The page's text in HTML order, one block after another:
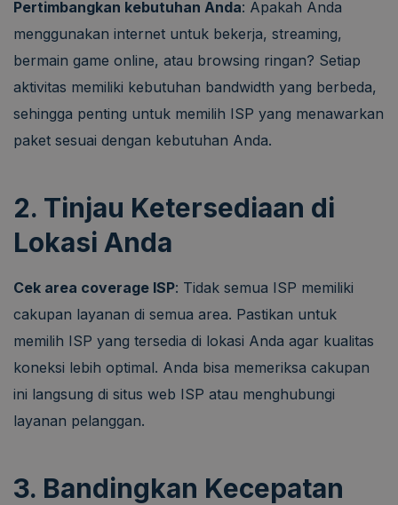
Pertimbangkan kebutuhan Anda: Apakah Anda
menggunakan internet untuk bekerja, streaming,
bermain game online, atau browsing ringan? Setiap
aktivitas memiliki kebutuhan bandwidth yang berbeda,
sehingga penting untuk memilih ISP yang menawarkan
paket sesuai dengan kebutuhan Anda.
2. Tinjau Ketersediaan di
Lokasi Anda
Cek area coverage ISP: Tidak semua ISP memiliki
cakupan layanan di semua area. Pastikan untuk
memilih ISP yang tersedia di lokasi Anda agar kualitas
koneksi lebih optimal. Anda bisa memeriksa cakupan
ini langsung di situs web ISP atau menghubungi
layanan pelanggan.
3. Bandingkan Kecepatan